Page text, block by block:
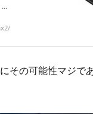
その可能性マジ